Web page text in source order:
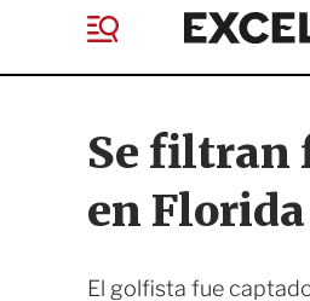
e
Se filtran
en
El golfista fue